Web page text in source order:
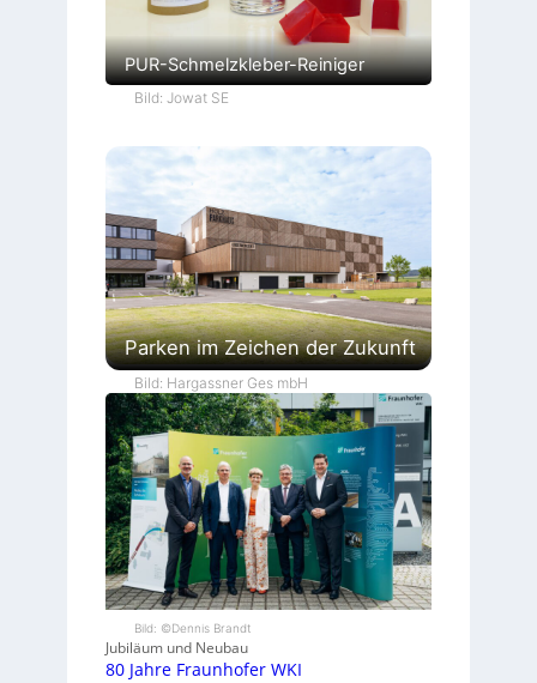
PUR-Schmelzkleber-Reiniger
Bild: Jowat SE
Parken im Zeichen der Zukunft
Bild: Hargassner Ges mbH
Bild: ©Dennis Brandt
Jubiläum und Neubau
80 Jahre Fraunhofer WKI